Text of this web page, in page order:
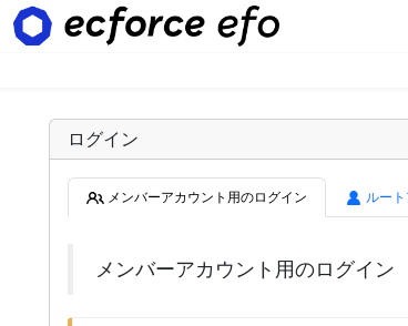
ログイン
メンバーアカウント用のログイン ルー
メンバーアカウント用のログイン